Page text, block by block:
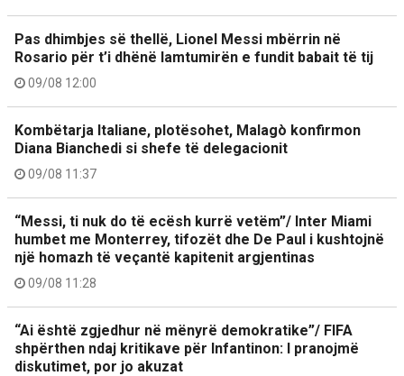
Pas dhimbjes së thellë, Lionel Messi mbërrin në
Rosario për t’i dhënë lamtumirën e fundit babait të tij
09/08 12:00
Kombëtarja Italiane, plotësohet, Malagò konfirmon
Diana Bianchedi si shefe të delegacionit
09/08 11:37
“Messi, ti nuk do të ecësh kurrë vetëm”/ Inter Miami
humbet me Monterrey, tifozët dhe De Paul i kushtojnë
një homazh të veçantë kapitenit argjentinas
09/08 11:28
“Ai është zgjedhur në mënyrë demokratike”/ FIFA
shpërthen ndaj kritikave për Infantinon: I pranojmë
diskutimet, por jo akuzat